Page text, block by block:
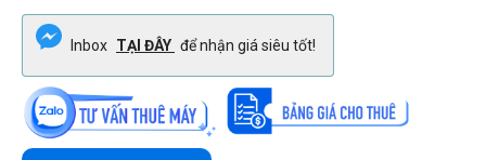
Inbox TẠI ĐÂY để nhận giá siêu tốt!